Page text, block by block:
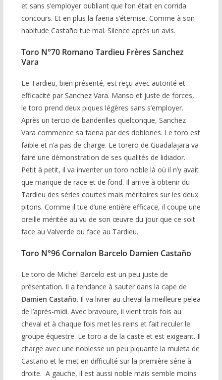
et sans s’employer oubliant que l’on était en corrida
concours. Et en plus la faena s’éternise. Comme à son
habitude Castaño tue mal. Silence après un avis.
Toro N°70 Romano Tardieu Frères Sanchez
Vara
Le Tardieu, bien présenté, est reçu avec autorité et
efficacité par Sanchez Vara. Manso et juste de forces,
le toro prend deux piques légères sans s’employer.
Après un tercio de banderilles quelconque, Sanchez
Vara commence sa faena par des doblones. Le toro est
faible et n’a pas de charge. Le torero de Guadalajara va
faire une démonstration de ses qualités de lidiador.
Petit à petit, il va inventer un toro noble là où il n’y avait
que manque de race et de fond. Il arrive à obtenir du
Tardieu des séries courtes mais méritoires sur les deux
pitons. Comme il tue d’une entière efficace, il coupe une
oreille méritée au vu de son œuvre du jour que ce soit
face au Valverde ou face au Tardieu.
Toro N°96 Cornalon Barcelo Damien Castaño
Le toro de Michel Barcelo est un peu juste de
présentation. Il a tendance à sauter dans la cape de
Damien Castaño. Il va livrer au cheval la meilleure pelea
de l’après-midi. Avec bravoure, il vient trois fois au
cheval et à chaque fois met les reins et fait reculer le
groupe équestre. Le toro a de la caste et est exigeant. Il
charge avec une noblesse un peu piquante la muleta de
Castaño et le met en difficulté sur la première série à
droite. A gauche, il est aussi noble mais semble moins